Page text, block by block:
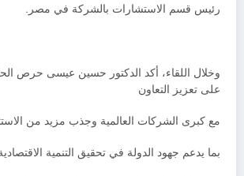
رئيس قسم الاستشارات بالشركة في مصر.
وخلال اللقاء، أكد الدكتور حسين عيسى حرص
على تعزيز التعاون
مع كبرى الشركات العالمية وجذب مزيد من
بما يدعم جهود الدولة في تحقيق التنمية